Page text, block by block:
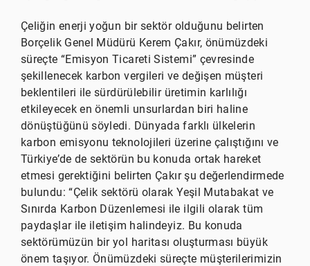
Çeliğin enerji yoğun bir sektör olduğunu belirten
Borçelik Genel Müdürü Kerem Çakır, önümüzdeki
süreçte “Emisyon Ticareti Sistemi” çevresinde
şekillenecek karbon vergileri ve değişen müşteri
beklentileri ile sürdürülebilir üretimin karlılığı
etkileyecek en önemli unsurlardan biri haline
dönüştüğünü söyledi. Dünyada farklı ülkelerin
karbon emisyonu teknolojileri üzerine çalıştığını ve
Türkiye’de de sektörün bu konuda ortak hareket
etmesi gerektiğini belirten Çakır şu değerlendirmede
bulundu: “Çelik sektörü olarak Yeşil Mutabakat ve
Sınırda Karbon Düzenlemesi ile ilgili olarak tüm
paydaşlar ile iletişim halindeyiz. Bu konuda
sektörümüzün bir yol haritası oluşturması büyük
önem taşıyor. Önümüzdeki süreçte müşterilerimizin